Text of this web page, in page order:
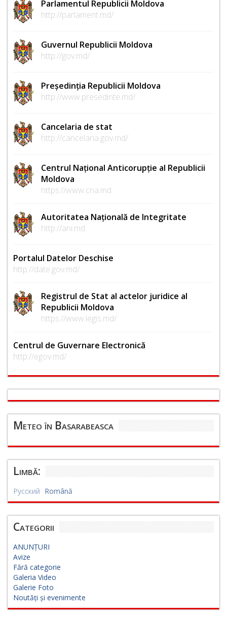
Parlamentul Republicii Moldova
http://parlament.md/
Guvernul Republicii Moldova
http://gov.md/
Președinția Republicii Moldova
http://www.presedinte.md/
Cancelaria de stat
http://cancelaria.gov.md/
Centrul Național Anticorupție al Republicii
Moldova
https://www.cna.md
Autoritatea Națională de Integritate
http://ani.md
Portalul Datelor Deschise
http://date.gov.md/
Registrul de Stat al actelor juridice al
Republicii Moldova
https://www.legis.md/
Centrul de Guvernare Electronică
http://egov.md/
Meteo în Basarabeasca
Limbă:
Русский Română
Categorii
ANUNȚURI
Avize
Fără categorie
Galeria Video
Galerie Foto
Noutăți și evenimente